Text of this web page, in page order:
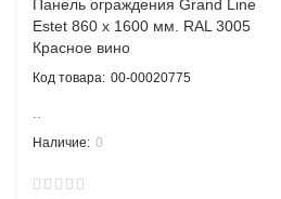
Панель ограждения Grand Line
Estet 860 х 1600 мм. RAL 3005
Красное вино
00-00020775
0